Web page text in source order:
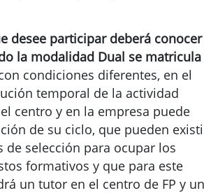
desee participar deberá conocer
la modalidad Dual se matricula
condiciones diferentes, en el
temporal de la actividad
centro y en la empresa puede
de su ciclo, que pueden
de selección para ocupar los
formativos y que para este
un tutor en el centro de FP y un